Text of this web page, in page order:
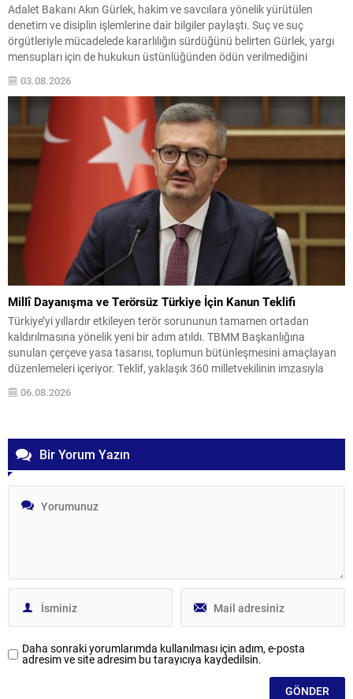
Adalet Bakanı Akın Gürlek, hakim ve savcılara yönelik yürütülen
denetim ve disiplin işlemlerine dair bilgiler paylaştı. Suç ve suç
örgütleriyle mücadelede kararlılığın sürdüğünü belirten Gürlek, yargı
mensupları için de hukukun üstünlüğünden ödün verilmediğini
veya nüfuz ayrımı yapılmadığını ifade etti; bu yaklaşımın yargı...
03.08.2026
Millî Dayanışma ve Terörsüz Türkiye İçin Kanun Teklifi
Türkiye’yi yıllardır etkileyen terör sorununun tamamen ortadan
kaldırılmasına yönelik yeni bir adım atıldı. TBMM Başkanlığına
sunulan çerçeve yasa tasarısı, toplumun bütünleşmesini amaçlayan
düzenlemeleri içeriyor. Teklif, yaklaşık 360 milletvekilinin imzasıyla
teslim edildi ve İletişim Başkanı Burhanettin Duran tarafından
kamuoyuna duyuruldu. Meclise Sunulan Teklifin Önemi Burhanettin
06.08.2026
Bir Yorum Yazın
Daha sonraki yorumlarımda kullanılması için adım, e-posta
adresim ve site adresim bu tarayıcıya kaydedilsin.